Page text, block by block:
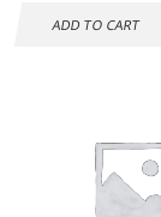
ADD TO CART